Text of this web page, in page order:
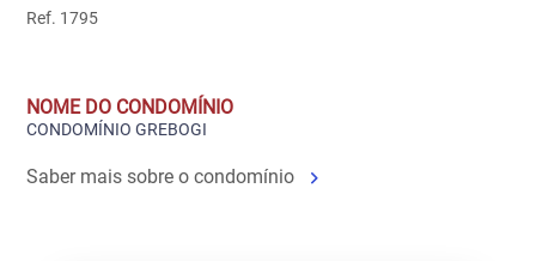
Ref. 1795
NOME DO CONDOMÍNIO
CONDOMÍNIO GREBOGI
Saber mais sobre o condomínio